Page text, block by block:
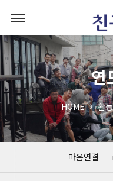
연
HOME 활동
마음연결